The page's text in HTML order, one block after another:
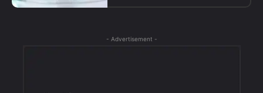
- Advertisement -